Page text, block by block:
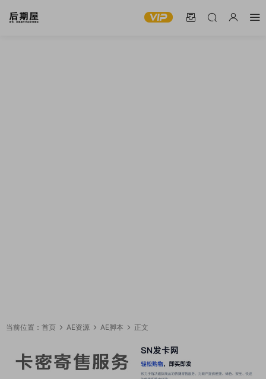
当前位置： 首页 AE资源 AE脚本 正文